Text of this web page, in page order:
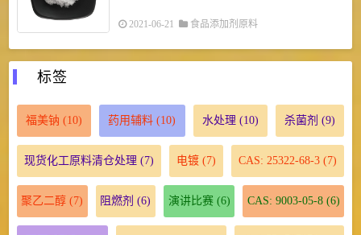
2021-06-21 食品添加剂原料
标签
福美钠 (10) 药用辅料 (10) 水处理 (10) 杀菌剂 (9)
现货化工原料清仓处理 (7) 电镀 (7) CAS: 25322-68-3 (7)
聚乙二醇 (7) 阻燃剂 (6) 演讲比赛(6) CAS: 9003-05-8(6)